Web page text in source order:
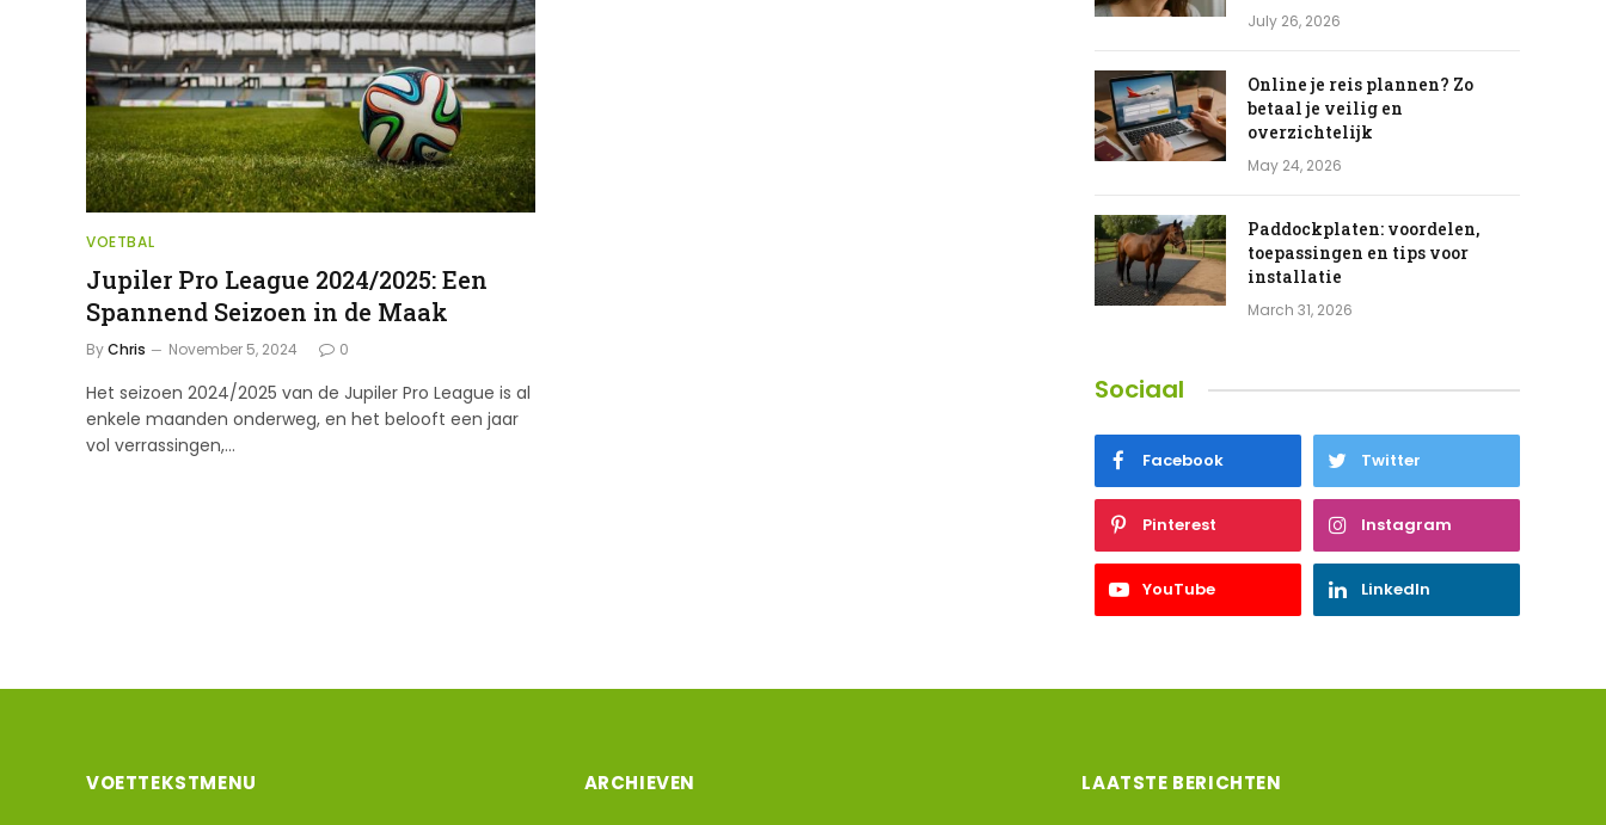
VOETBAL
Jupiler Pro League 2024/2025: Een
Spannend Seizoen in de Maak
ByChris November 5, 2024 0
Het seizoen 2024/2025 van de Jupiler Pro League is al
enkele maanden onderweg, en het belooft een jaar
vol verrassingen,…
July 26, 2026
Online je reis plannen? Zo
betaal je veilig en
overzichtelijk
May 24, 2026
Paddockplaten: voordelen,
toepassingen en tips voor
installatie
March 31, 2026
Sociaal
Facebook Twitter
Pinterest Instagram
YouTube LinkedIn
VOETTEKSTMENU ARCHIEVEN LAATSTE BERICHTEN